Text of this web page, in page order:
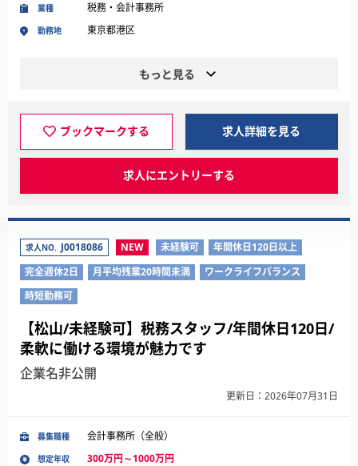
業種 税務・会計事務所
勤務地 東京都港区
もっと見る
ブックマークする 求人詳細を見る
求人にエントリーする
求人NO. J0018086 NEW 未経験可
年間休日120日以上
完全週休2日
月平均残業20時間未満
ワークライフバランス
時短勤務可
【松山/未経験可】税務スタッフ/年間休日120日/
柔軟に働ける環境が魅力です
企業名非公開
更新日：2026年07月31日
募集職種 会計事務所（全般）
想定年収 300万円～1000万円